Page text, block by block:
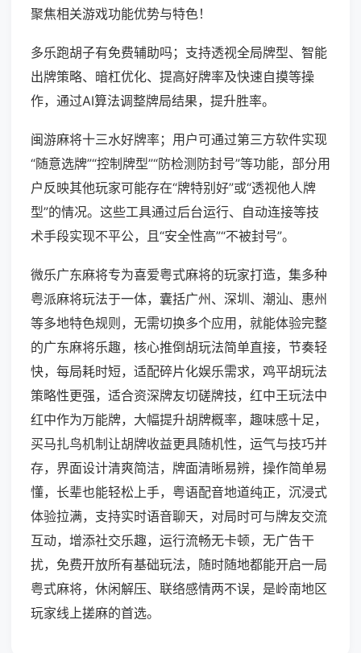
聚焦相关游戏功能优势与特色！
多乐跑胡子有免费辅助吗；支持透视全局牌型、智能
出牌策略、暗杠优化、提高好牌率及快速自摸等操
作，通过AI算法调整牌局结果，提升胜率。
闽游麻将十三水好牌率；用户可通过第三方软件实现
“随意选牌”“控制牌型”“防检测防封号”等功能，部分用
户反映其他玩家可能存在“牌特别好”或“透视他人牌
型”的情况。这些工具通过后台运行、自动连接等技
术手段实现不平公，且“安全性高”“不被封号”。
微乐广东麻将专为喜爱粤式麻将的玩家打造，集多种
粤派麻将玩法于一体，囊括广州、深圳、潮汕、惠州
等多地特色规则，无需切换多个应用，就能体验完整
的广东麻将乐趣，核心推倒胡玩法简单直接，节奏轻
快，每局耗时短，适配碎片化娱乐需求，鸡平胡玩法
策略性更强，适合资深牌友切磋牌技，红中王玩法中
红中作为万能牌，大幅提升胡牌概率，趣味感十足，
买马扎鸟机制让胡牌收益更具随机性，运气与技巧并
存，界面设计清爽简洁，牌面清晰易辨，操作简单易
懂，长辈也能轻松上手，粤语配音地道纯正，沉浸式
体验拉满，支持实时语音聊天，对局时可与牌友交流
互动，增添社交乐趣，运行流畅无卡顿，无广告干
扰，免费开放所有基础玩法，随时随地都能开启一局
粤式麻将，休闲解压、联络感情两不误，是岭南地区
玩家线上搓麻的首选。